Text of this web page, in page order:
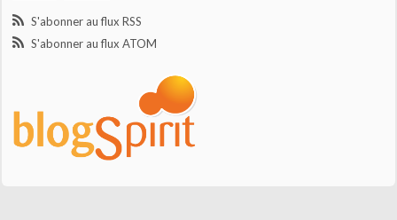
S'abonner au flux RSS
S'abonner au flux ATOM